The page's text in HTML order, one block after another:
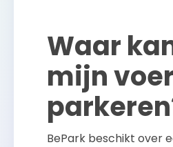
Waar
mijn
BePark beschikt over